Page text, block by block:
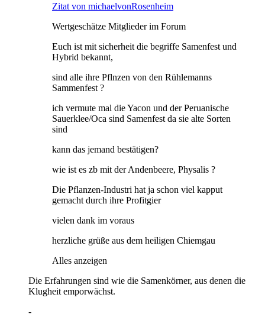
Zitat von michaelvonRosenheim
Wertgeschätze Mitglieder im Forum
Euch ist mit sicherheit die begriffe Samenfest und
Hybrid bekannt,
sind alle ihre Pflnzen von den Rühlemanns
Sammenfest ?
ich vermute mal die Yacon und der Peruanische
Sauerklee/Oca sind Samenfest da sie alte Sorten
sind
kann das jemand bestätigen?
wie ist es zb mit der Andenbeere, Physalis ?
Die Pflanzen-Industri hat ja schon viel kapput
gemacht durch ihre Profitgier
vielen dank im voraus
herzliche grüße aus dem heiligen Chiemgau
Alles anzeigen
Die Erfahrungen sind wie die Samenkörner, aus denen die
Klugheit emporwächst.
-